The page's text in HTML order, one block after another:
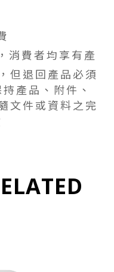
消費者均享有產
但退回產品必須
產品、附件、
文件或資料之完